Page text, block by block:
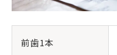
前歯1本